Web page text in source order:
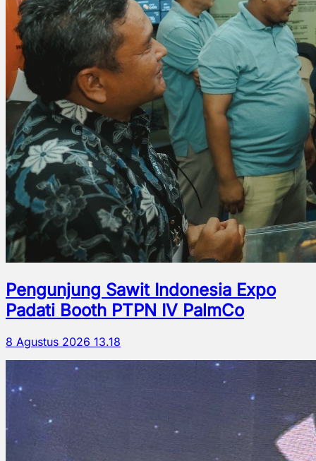
Pengunjung Sawit Indonesia Expo
Padati Booth PTPN IV PalmCo
8 Agustus 2026 13.18